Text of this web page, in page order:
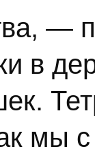
—
в
мы с